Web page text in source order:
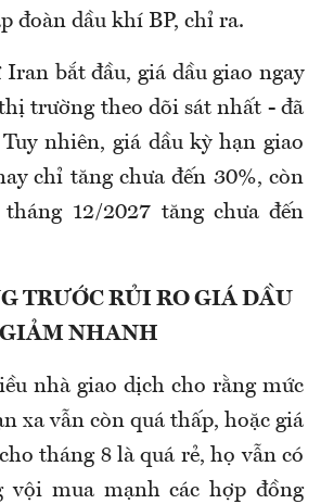
đoàn dầu khí BP, chỉ ra.
bắt đầu, giá dầu giao ngay
trường theo dõi sát nhất - đã
nhiên, giá dầu kỳ hạn giao
chỉ tăng chưa đến 30%, còn
12/2027 tăng chưa đến
TRƯỚC RỦI RO GIÁ DẦU
GIẢM NHANH
nhà giao dịch cho rằng mức
xa vẫn còn quá thấp, hoặc giá
tháng 8 là quá rẻ, họ vẫn có
vội mua mạnh các hợp đồng